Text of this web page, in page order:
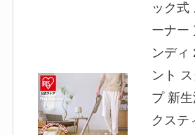
ック式
ーナー
ンディ
ント
プ 新
クステ